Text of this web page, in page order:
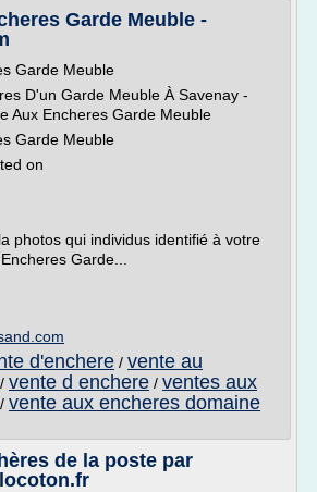
Garde Meuble -
Garde Meuble
D'un Garde Meuble À Savenay -
Aux Encheres Garde Meuble
Garde Meuble
on
photos qui individus identifié à votre
Garde...
d'enchere / vente au
/ vente d enchere / ventes aux
/ vente aux encheres domaine
de la poste par